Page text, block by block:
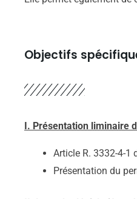
Objectifs
I. Présentation liminaire
Article R. 3332-4-1
Présentation du